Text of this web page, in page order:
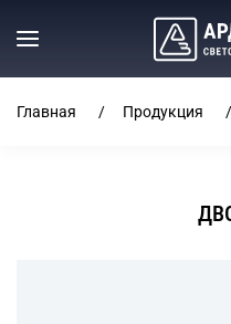
Главная Продукция